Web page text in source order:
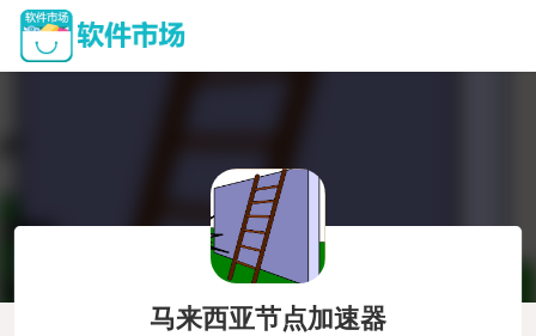
马来西亚节点加速器